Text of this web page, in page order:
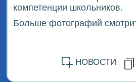
компетенции школьников.
Больше фотографий
НОВОСТИ